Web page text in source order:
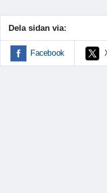
Dela sidan via:
Facebook